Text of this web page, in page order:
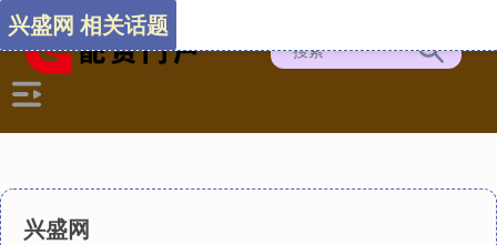
兴盛网
兴盛网 相关话题